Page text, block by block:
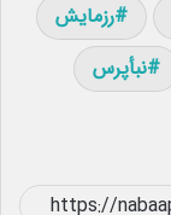
رزمایش
نبأپرس